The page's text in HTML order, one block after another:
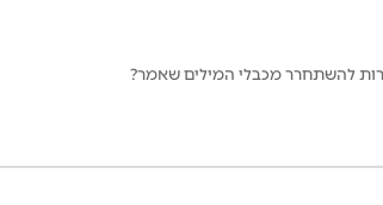
להשתחרר מכבלי המילים שאמר?